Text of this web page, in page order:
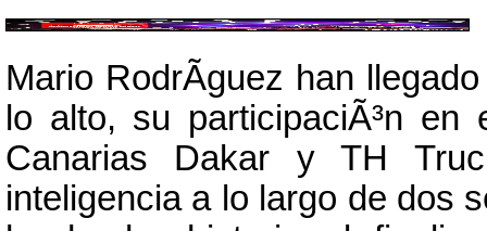
Mario RodrÃ­guez han
lo alto, su participaciÃ³n en
Canarias Dakar y TH
inteligencia a lo largo de dos